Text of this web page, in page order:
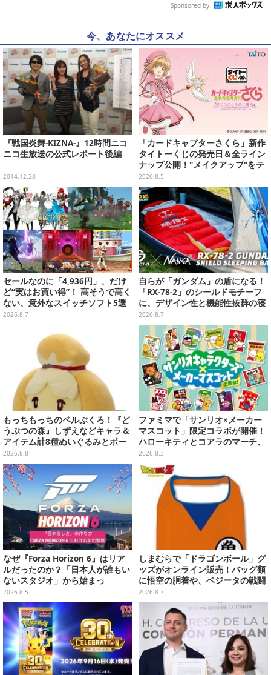
Sponsored by
今、あなたにオススメ
『戦国炎舞-KIZNA-』12時間ニコ
ニコ生放送の公式レポート後編
2014.12.28
「カードキャプターさくら」新作
タイトーくじの発売日＆全ライン
ナップ公開！"メイクアップ"をテ
ーマに、日常でも使いたくなるア
イテムがズラリ
2026.8.5
セールなのに「4,936円」、だけ
ど“実はお買い得”！ 高そうで高く
ない、意外なスイッチソフト5選
2026.8.7
自らが「ガンダム」の盾になる！
「RX-78-2」のシールドモチーフ
に、デザイン性と機能性抜群の寝
袋がプレバンで2次予約
2026.8.7
もっちもっちのベルぶくろ！『ど
うぶつの森』しずえなどキャラ＆
アイテム計8種ぬいぐるみとボー
ルチェーン付きマスコットが発売
2026.8.8
ファミマで「サンリオ×メーカー
マスコット」限定コラボが開催！
ハローキティとコアラのマーチ、
ハンギョドンと出前坊やなど全26
キャラが夢の共演
2026.8.3
なぜ『Forza Horizon 6』はリア
ルだったのか？「日本人が誰もい
ないスタジオ」から始まっ
た、“生活感のある日本"の作り方
【CEDEC2026】
2026.8.5
しまむらで「ドラゴンボール」グ
ッズがオンライン販売！バッグ類
に悟空の胴着や、ベジータの戦闘
服を大胆デザイン
2026.8.7